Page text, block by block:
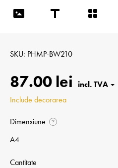
SKU PHMP-BW210
87.00 lei
Include decorarea
Dimensiune ?
A4
Cantitate